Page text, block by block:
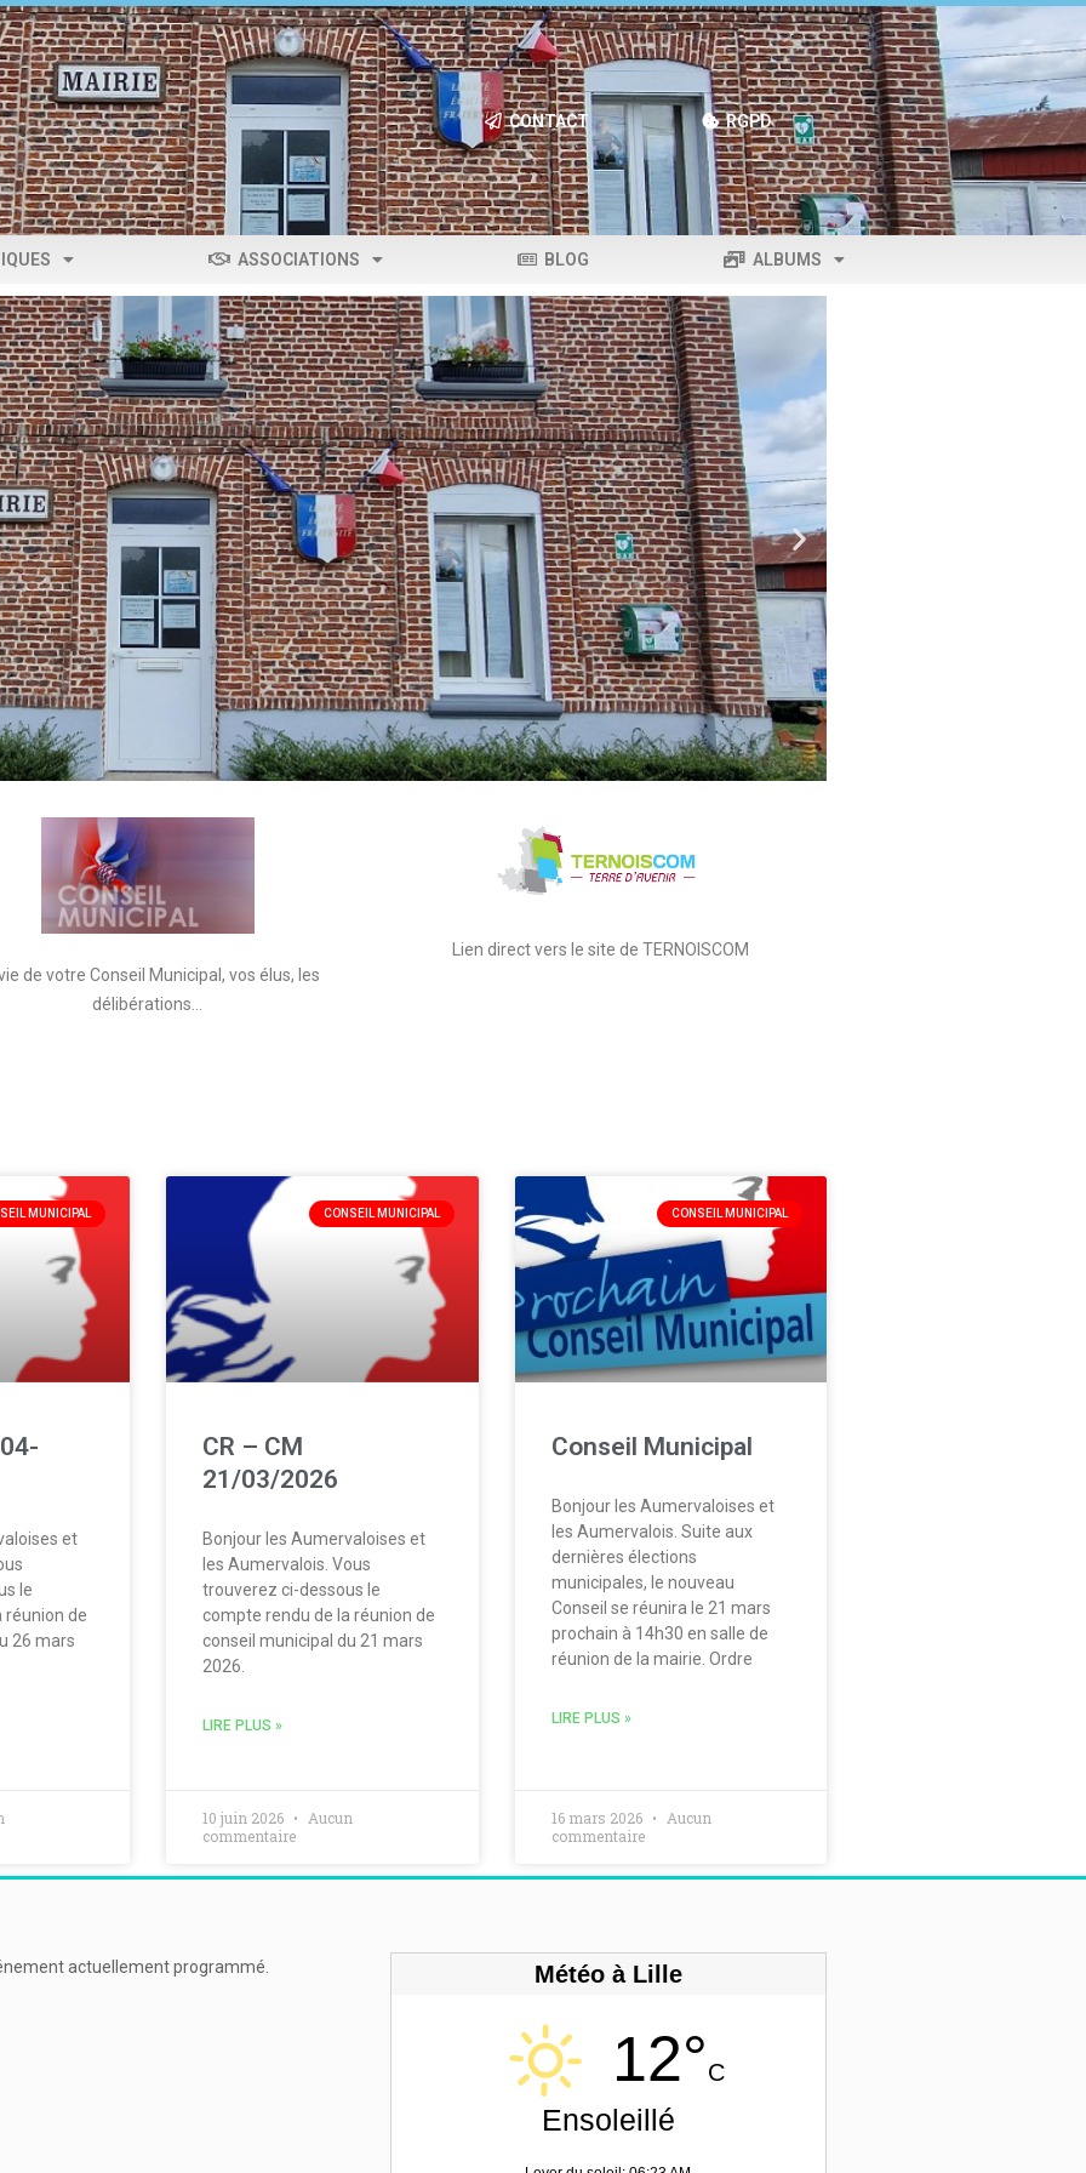
CONTACT RGPD
ASSOCIATIONS BLOG ALBUMS
de votre Conseil Municipal, vos élus, les
délibérations…
Lien direct vers le site de TERNOISCOM
MUNICIPAL
et
le
réunion de
26 mars
CONSEIL MUNICIPAL
CR – CM
21/03/2026
Bonjour les Aumervaloises et
les Aumervalois. Vous
trouverez ci-dessous le
compte rendu de la réunion de
conseil municipal du 21 mars
2026.
LIRE PLUS »
10 juin 2026
Aucun
commentaire
CONSEIL MUNICIPAL
Conseil Municipal
Bonjour les Aumervaloises et
les Aumervalois. Suite aux
dernières élections
municipales, le nouveau
Conseil se réunira le 21 mars
prochain à 14h30 en salle de
réunion de la mairie. Ordre
LIRE PLUS »
16 mars 2026
Aucun
commentaire
actuellement programmé. Météo à Lille
12°C
Ensoleillé